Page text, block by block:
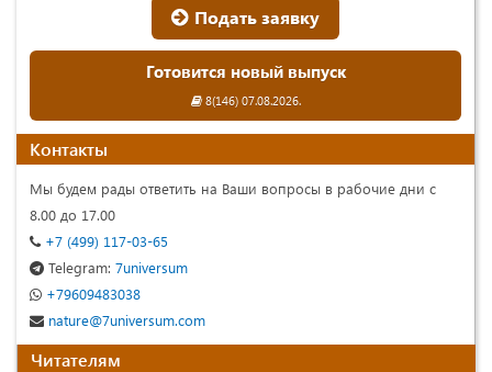
Подать заявку
Готовится новый выпуск
8(146) 07.08.2026.
Контакты
Мы будем рады ответить на Ваши вопросы в рабочие дни с
8.00 до 17.00
+7 (499) 117-03-65
Telegram: 7universum
+79609483038
nature@7universum.com
Читателям